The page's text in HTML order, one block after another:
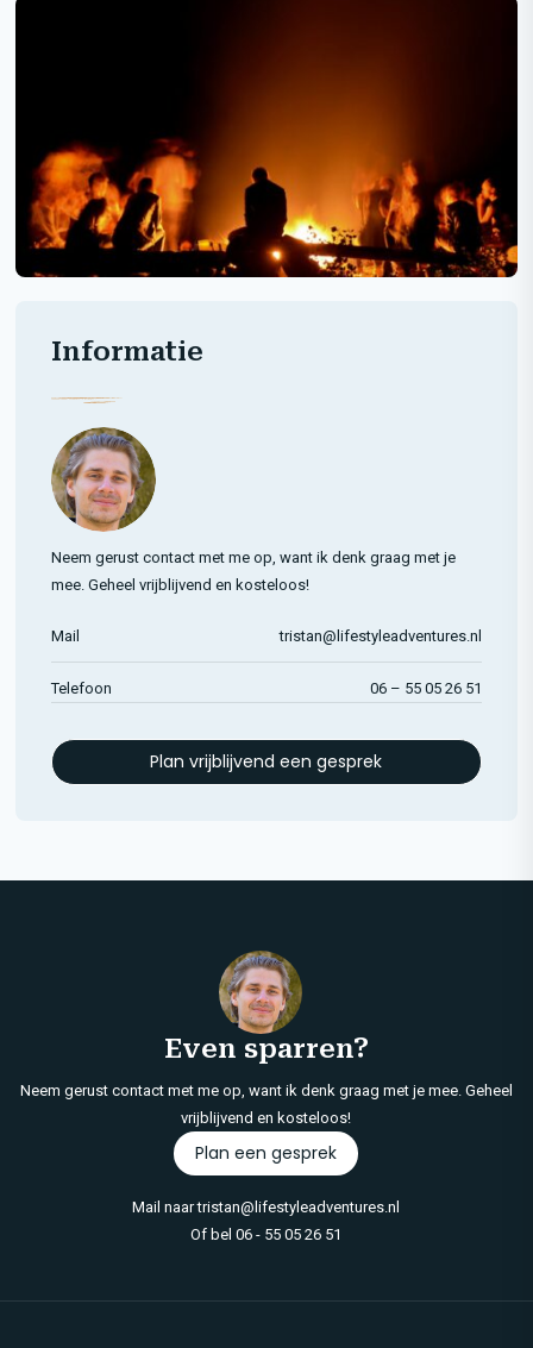
Informatie
Neem gerust contact met me op, want ik denk graag met je
mee. Geheel vrijblijvend en kosteloos!
Mail tristan@lifestyleadventures.nl
Telefoon 06 – 55 05 26 51
Plan vrijblijvend een gesprek
Even sparren?
Neem gerust contact met me op, want ik denk graag met je mee. Geheel
vrijblijvend en kosteloos!
Plan een gesprek
Mail naartristan@lifestyleadventures.nl
Of bel06 - 55 05 26 51